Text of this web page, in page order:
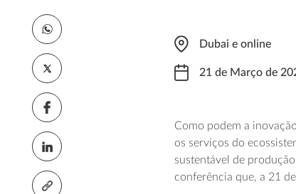
Dubai e online
21 de Março de
Como podem a
os serviços do
sustentável de
conferência que, a 21